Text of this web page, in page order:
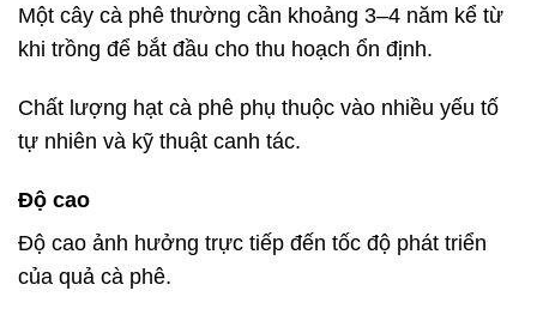
Một cây cà phê thường cần khoảng 3–4 năm kể từ
khi trồng để bắt đầu cho thu hoạch ổn định.
Chất lượng hạt cà phê phụ thuộc vào nhiều yếu tố
tự nhiên và kỹ thuật canh tác.
Độ cao
Độ cao ảnh hưởng trực tiếp đến tốc độ phát triển
của quả cà phê.